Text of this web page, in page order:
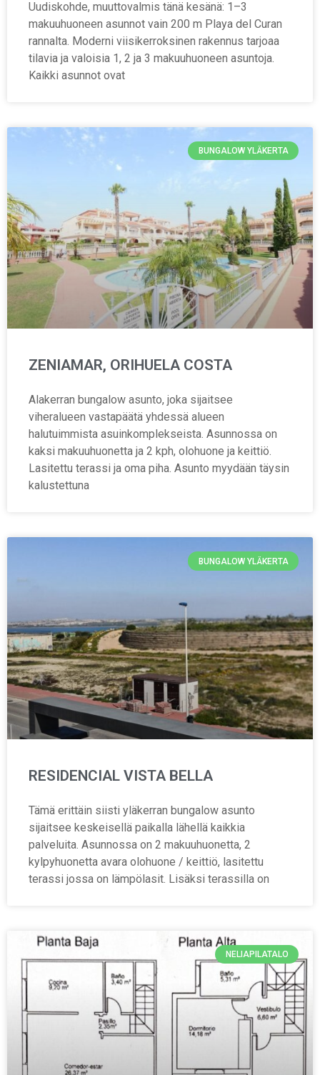
Uudiskohde, muuttovalmis tänä kesänä: 1–3
makuuhuoneen asunnot vain 200 m Playa del Curan
rannalta. Moderni viisikerroksinen rakennus tarjoaa
tilavia ja valoisia 1, 2 ja 3 makuuhuoneen asuntoja.
Kaikki asunnot ovat
BUNGALOW YLÄKERTA
ZENIAMAR, ORIHUELA COSTA
Alakerran bungalow asunto, joka sijaitsee
viheralueen vastapäätä yhdessä alueen
halutuimmista asuinkomplekseista. Asunnossa on
kaksi makuuhuonetta ja 2 kph, olohuone ja keittiö.
Lasitettu terassi ja oma piha. Asunto myydään täysin
kalustettuna
BUNGALOW YLÄKERTA
RESIDENCIAL VISTA BELLA
Tämä erittäin siisti yläkerran bungalow asunto
sijaitsee keskeisellä paikalla lähellä kaikkia
palveluita. Asunnossa on 2 makuuhuonetta, 2
kylpyhuonetta avara olohuone / keittiö, lasitettu
terassi jossa on lämpölasit. Lisäksi terassilla on
NELIAPILATALO